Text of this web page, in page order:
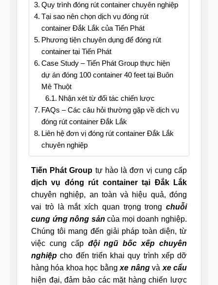
Quy trình đóng rút container chuyên nghiệp
Tại sao nên chọn dịch vụ đóng rút
container Đắk Lắk của Tiến Phát
Phương tiện chuyên dụng để đóng rút
container tại Tiến Phát
Case Study – Tiến Phát Group thực hiện
dự án đóng 100 container 40 feet tại Buôn
Mê Thuột
Nhận xét từ đối tác chiến lược
FAQs – Các câu hỏi thường gặp về dịch vụ
đóng rút container Đắk Lắk
Liên hệ đơn vị đóng rút container Đắk Lắk
chuyên nghiệp
Tiến Phát Group tự hào là đơn vị cung cấp
dịch vụ đóng rút container tại Đắk Lắk
chuyên nghiệp, an toàn và hiệu quả, đóng
vai trò là mắt xích quan trọng trong chuỗi
cung ứng nông sản của mọi doanh nghiệp.
Chúng tôi mang đến giải pháp toàn diện, từ
việc cung cấp đội ngũ bốc xếp chuyên
nghiệp cho đến triển khai quy trình xếp dỡ
hàng hóa khoa học bằngxe nângvà xe cẩu
hiện đại, đảm bảo các mặt hàng chiến lược